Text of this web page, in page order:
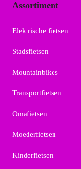
Assortiment
Elektrische fietsen
Stadsfietsen
Mountainbikes
Transportfietsen
Omafietsen
Moederfietsen
Kinderfietsen